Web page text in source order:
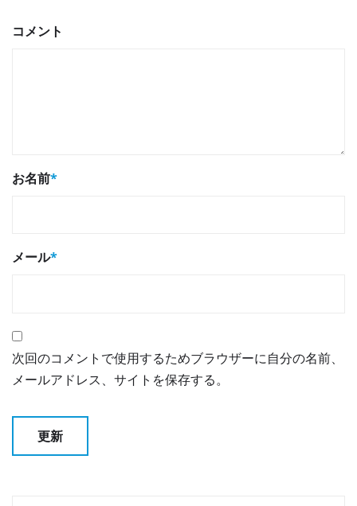
コメント
お名前*
メール*
次回のコメントで使用するためブラウザーに自分の名前、
メールアドレス、サイトを保存する。